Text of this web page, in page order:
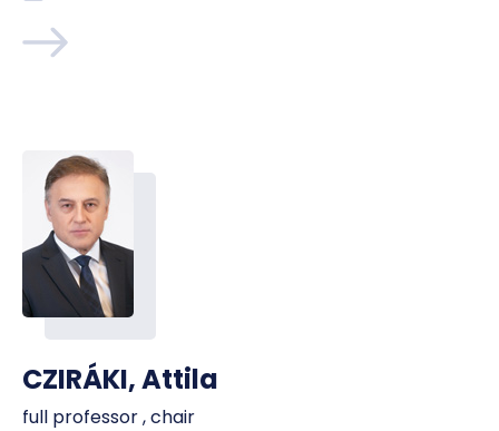
CZIRÁKI, Attila
full professor , chair